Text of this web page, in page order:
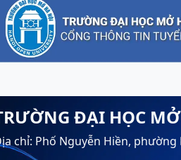
ĐẠI HỌC
chỉ: Phố Nguyễn Hiền, phường